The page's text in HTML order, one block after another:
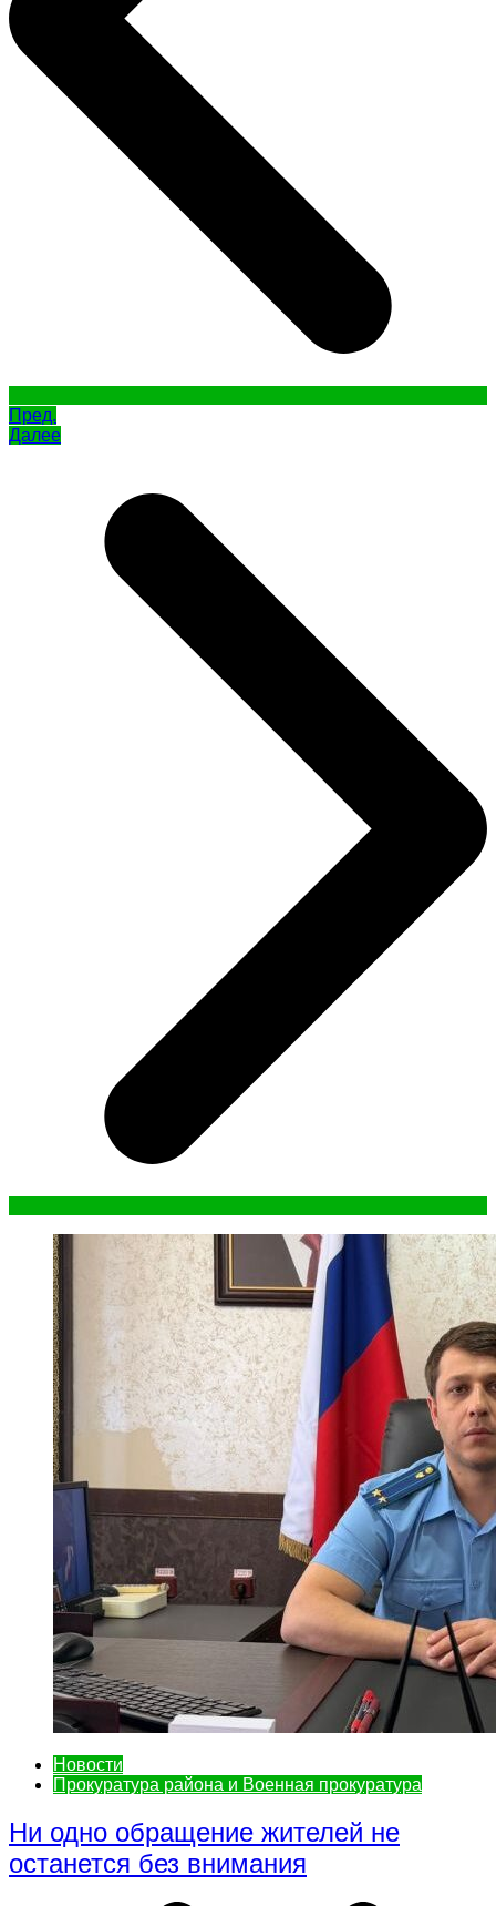
Пред.
Далее
Новости
Прокуратура района и Военная прокуратура
Ни одно обращение жителей не
останется без внимания